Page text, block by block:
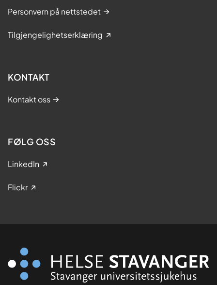
Personvern på nettstedet
Tilgjengelighetserklæring
KONTAKT
Kontakt oss
FØLG OSS
LinkedIn
Flickr